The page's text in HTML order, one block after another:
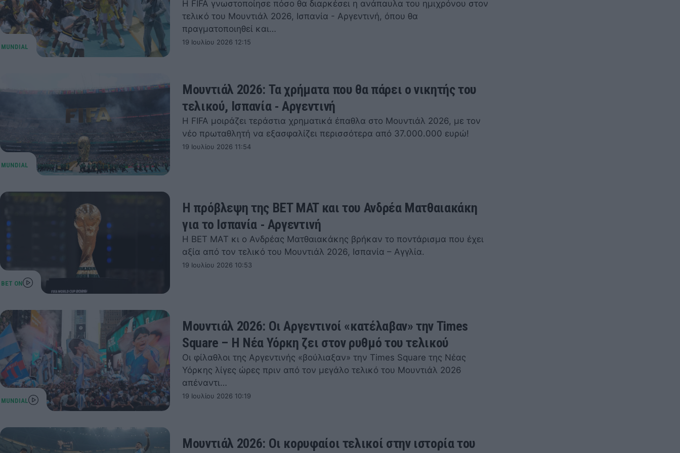
Η FIFA γνωστοποίησε πόσο θα διαρκέσει η ανάπαυλα του ημιχρόνου στον
τελικό του Μουντιάλ 2026, Ισπανία - Αργεντινή, όπου θα
πραγματοποιηθεί και…
19 Ιουλίου 2026 12:15
Μουντιάλ 2026: Τα χρήματα που θα πάρει ο νικητής του
τελικού, Ισπανία - Αργεντινή
Η FIFA μοιράζει τεράστια χρηματικά έπαθλα στο Μουντιάλ 2026, με τον
νέο πρωταθλητή να εξασφαλίζει περισσότερα από 37.000.000 ευρώ!
19 Ιουλίου 2026 11:54
Η πρόβλεψη της BET MAT και του Ανδρέα Ματθαιακάκη
για το Ισπανία - Αργεντινή
Η BET MAT κι ο Ανδρέας Ματθαιακάκης βρήκαν το ποντάρισμα που έχει
αξία από τον τελικό του Μουντιάλ 2026, Ισπανία – Αγγλία.
19 Ιουλίου 2026 10:53
Μουντιάλ 2026: Οι Αργεντινοί «κατέλαβαν» την Times
Square – Η Νέα Υόρκη ζει στον ρυθμό του τελικού
Οι φίλαθλοι της Αργεντινής «βούλιαξαν» την Times Square της Νέας
Υόρκης λίγες ώρες πριν από τον μεγάλο τελικό του Μουντιάλ 2026
απέναντι…
19 Ιουλίου 2026 10:19
Μουντιάλ 2026: Οι κορυφαίοι τελικοί στην ιστορία του